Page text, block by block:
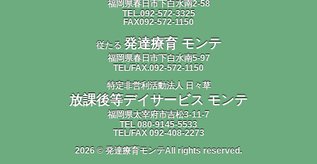
福岡県春日市下白水南2-58
TEL.092-572-3325
FAX092-572-1150
従たる 発達療育 モンテ
福岡県春日市下白水南5-97
TEL/FAX.092-572-1150
特定非営利活動法人 日々草
放課後等デイサービス モンテ
福岡県太宰府市吉松3-11-7
TEL 080-9145-5533
TEL/FAX 092-408-2273
2026 © 発達療育モンテAll rights reserved.